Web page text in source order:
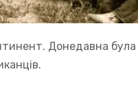
Донедавна була